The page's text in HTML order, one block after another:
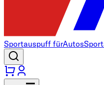
Sportauspuff fürAutos